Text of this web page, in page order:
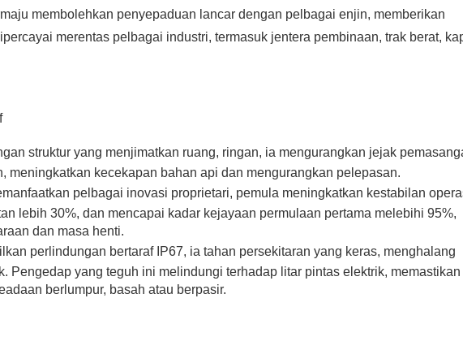
membolehkan penyepaduan lancar dengan pelbagai enjin, memberikan
merentas pelbagai industri, termasuk jentera pembinaan, trak berat,
struktur yang menjimatkan ruang, ringan, ia mengurangkan jejak
meningkatkan kecekapan bahan api dan mengurangkan pelepasan.
pelbagai inovasi proprietari, pemula meningkatkan kestabilan
lebih 30%, dan mencapai kadar kejayaan permulaan pertama melebihi 95%,
dan masa henti.
perlindungan bertaraf IP67, ia tahan persekitaran yang keras, menghalang
Pengedap yang teguh ini melindungi terhadap litar pintas elektrik, memastikan
berlumpur, basah atau berpasir.